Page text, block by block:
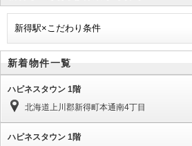
新得駅×こだわり条件
新着物件一覧
ハピネスタウン 1階
北海道上川郡新得町本通南4丁目
ハピネスタウン 1階